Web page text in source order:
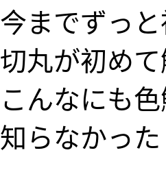
今までずっ
切丸が初め
こんなにも
知らなかっ